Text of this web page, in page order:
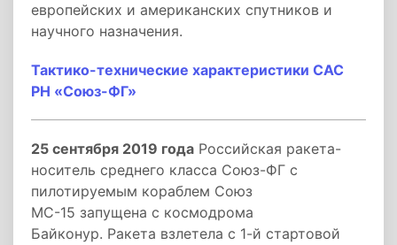
европейских и американских спутников и
научного назначения.
Тактико-технические характеристики САС
РН «Союз-ФГ»
25 сентября 2019 года Российская ракета-
носитель среднего класса Союз-ФГ с
пилотируемым кораблем Союз
МС-15 запущена с космодрома
Байконур. Ракета взлетела с 1-й стартовой